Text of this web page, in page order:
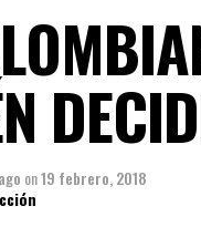
on19 febrero, 2018